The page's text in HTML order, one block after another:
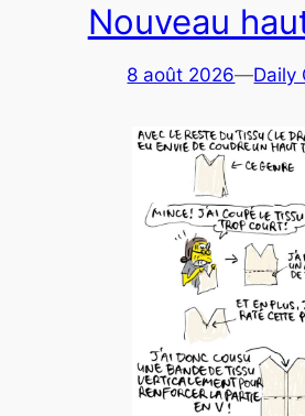
Nouveau
8 août 2026—Daily